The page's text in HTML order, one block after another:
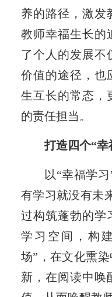
养的路径，激发
教师幸福生长的
了个人的发展不
价值的途径，也
生互长的常态，
的责任担当。
打造四个“
以“幸福学
有学习就没有未
过构筑蓬勃的学
学习空间，构
场”，在文化熏
新，在阅读中唤